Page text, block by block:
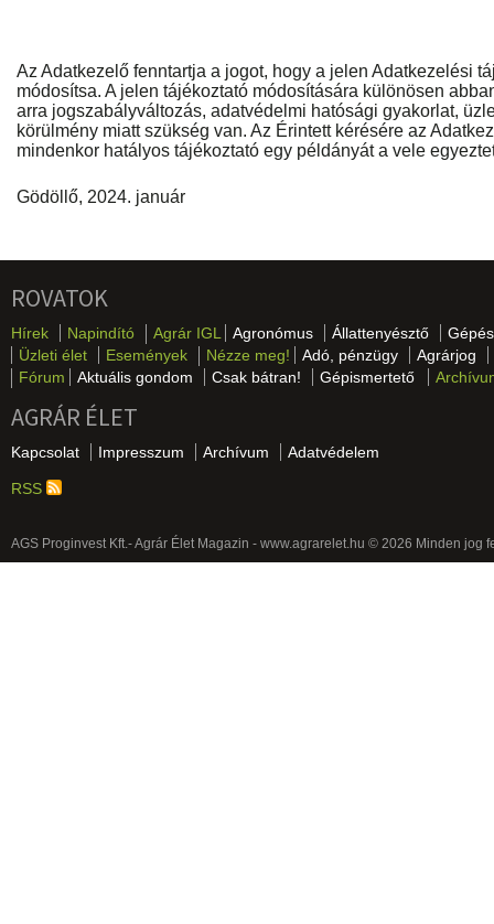
Az Adatkezelő fenntartja a jogot, hogy a jelen Adatkezelési
módosítsa. A jelen tájékoztató módosítására különösen
arra jogszabályváltozás, adatvédelmi hatósági gyakorlat,
körülmény miatt szükség van. Az Érintett kérésére az
mindenkor hatályos tájékoztató egy példányát a vele
Gödöllő, 2024. január
ROVATOK
Hírek Napindító Agrár IGL Agronómus Állattenyésztő
Üzleti élet
Események Nézze meg! Adó, pénzügy
Agrárjog
Fórum
Aktuális gondom Csak bátran! Gépismertető
AGRÁR ÉLET
Kapcsolat Impresszum Archívum Adatvédelem
RSS
AGS Proginvest Kft.- Agrár Élet Magazin - www.agrarelet.hu © 2026 Minden jog